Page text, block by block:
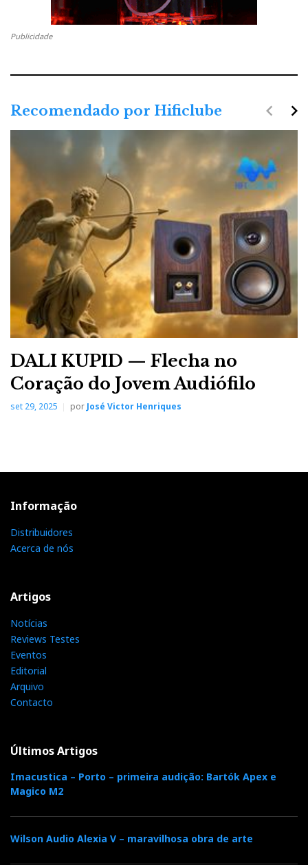
Publicidade
Recomendado por Hificlube
DALI KUPID — Flecha no
Coração do Jovem Audiófilo
set 29, 2025 por José Victor Henriques
navigate_next
navigate_before
Informação
Distribuidores
Acerca de nós
Artigos
Notícias
Reviews Testes
Eventos
Editorial
Arquivo
Contacto
Últimos Artigos
Imacustica – Porto – primeira audição: Bartók Apex e
Magico M2
Wilson Audio Alexia V – maravilhosa obra de arte